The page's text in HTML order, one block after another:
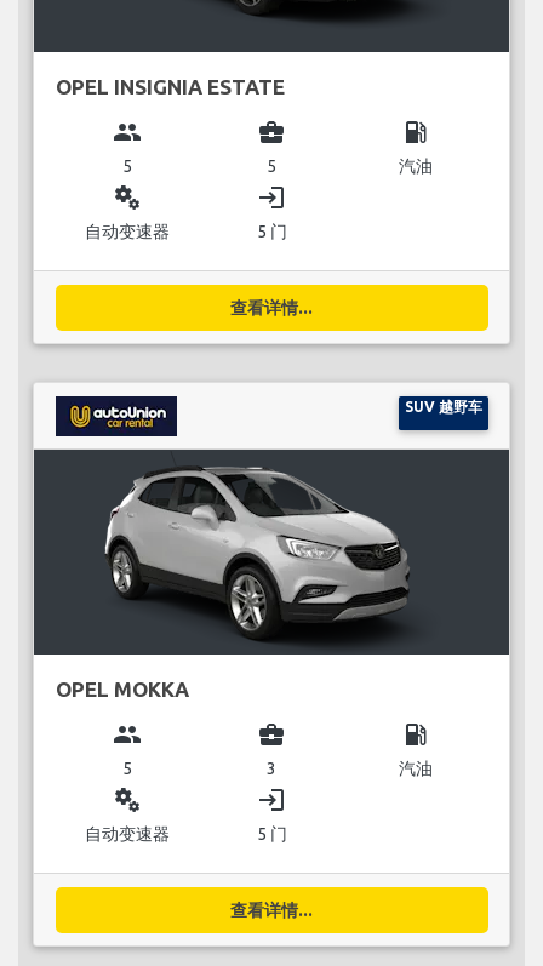
OPEL INSIGNIA ESTATE
group
5
business_center
5
local_gas_station
汽油
miscellaneous_services
自动变速器
login
5 门
查看详情...
SUV 越野车
OPEL MOKKA
group
5
business_center
3
local_gas_station
汽油
miscellaneous_services
自动变速器
login
5 门
查看详情...